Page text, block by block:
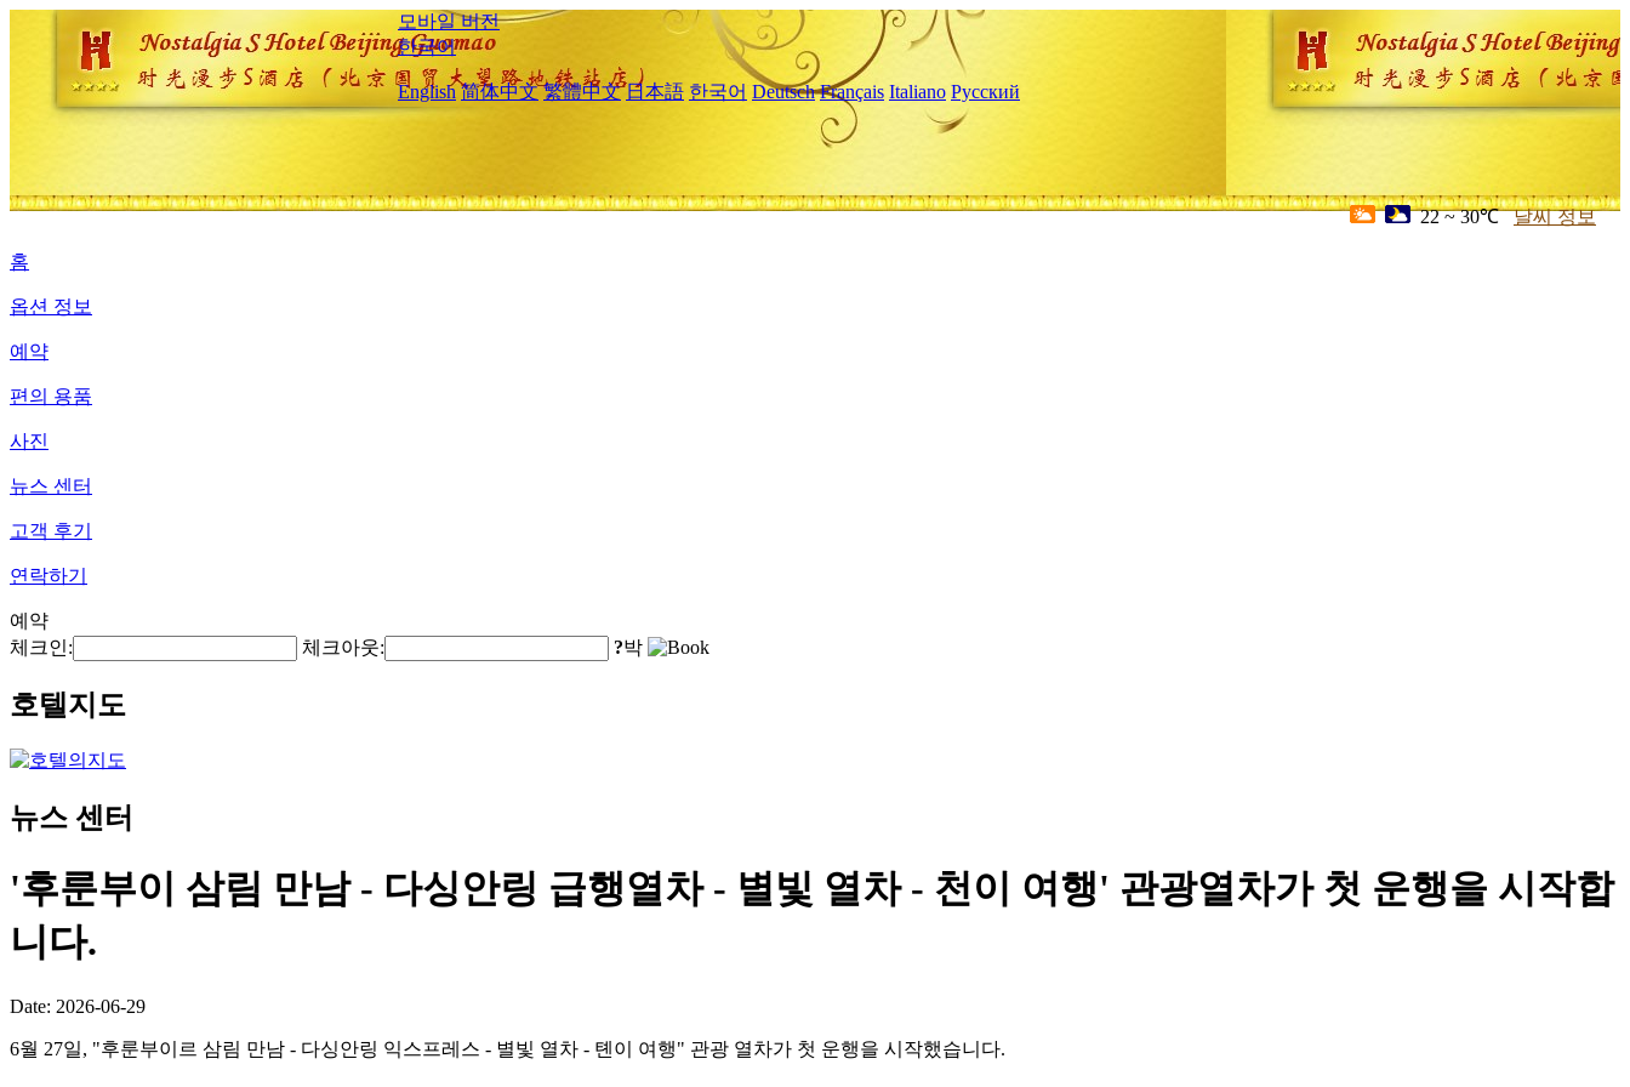
모바일 버전
한국어
English 简体中文 繁體中文 日本語 한국어 Deutsch Français Italiano Русский
22 ~ 30℃ 날씨 정보
홈
옵션 정보
예약
편의 용품
사진
뉴스 센터
고객 후기
연락하기
예약
체크인:
체크아웃: ?박
호텔지도
뉴스 센터
'후룬부이 삼림 만남 - 다싱안링 급행열차 - 별빛 열차 - 천이 여행' 관광열차가 첫 운행을 시작합
니다.
Date: 2026-06-29
6월 27일, "후룬부이르 삼림 만남 - 다싱안링 익스프레스 - 별빛 열차 - 톈이 여행" 관광 열차가 첫 운행을 시작했습니다.